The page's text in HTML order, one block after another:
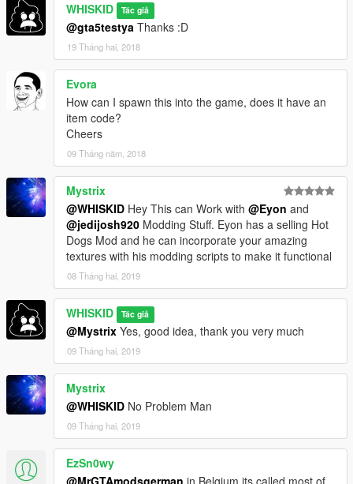
WHISKID Tác giả
@gta5testya Thanks :D
19 Tháng hai, 2018
Evora
How can I spawn this into the game, does it have an
item code?
Cheers
09 Tháng năm, 2018
Mystrix
@WHISKID Hey This can Work with @Eyon and
@jedijosh920 Modding Stuff. Eyon has a selling Hot
Dogs Mod and he can incorporate your amazing
textures with his modding scripts to make it functional
08 Tháng hai, 2019
WHISKID Tác giả
@Mystrix Yes, good idea, thank you very much
09 Tháng hai, 2019
Mystrix
@WHISKID No Problem Man
09 Tháng hai, 2019
EzSn0wy